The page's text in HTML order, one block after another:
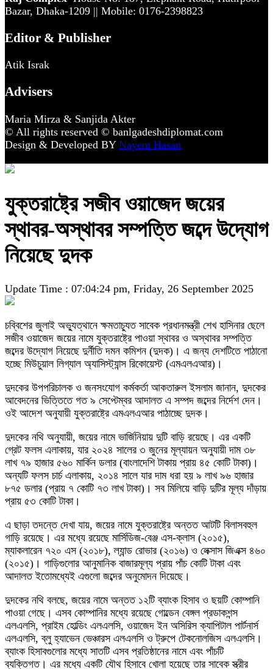
Bazar, Dhaka-1209 || Mobile: 0176-2398823
Editor & Publisher
Atik Israk
Advisers
Maria Mirza & Sanjida Akter
© All rights reserved © banlgadeshdiplomat.com
Design & Developed BY Nayem Hasan
যুক্তরাষ্ট্রে সজীব ওয়াজেদ জয়ের
স্থাবর-অস্থাবর সম্পত্তি জব্দে উদ্যোগ
নিয়েছে দুদক
Update Time : 07:04:24 pm, Friday, 26 September 2025
চব্বিশের জুলাই অভ্যুত্থানে ক্ষমতাচ্যুত সাবেক প্রধানমন্ত্রী শেখ হাসিনার ছেলে
সজীব ওয়াজেদ জয়ের নামে যুক্তরাষ্ট্রে পাওয়া স্থাবর ও অস্থাবর সম্পত্তি
জব্দের উদ্যোগ নিয়েছে দুর্নীতি দমন কমিশন (দুদক)। এ জন্য দেশটিতে পাঠানো
হচ্ছে মিউচুয়াল লিগ্যাল অ্যাসিস্ট্যান্স রিকোয়েস্ট (এমএলএআর)।
দুদকের উপপরিচালক ও জনসংযোগ কর্মকর্তা আকতারুল ইসলাম জানান, দুদকের
আবেদনের ভিত্তিতে গত ৯ সেপ্টেম্বর আদালত এ সম্পদ জব্দের নির্দেশ দেন।
ওই আদেশ অনুযায়ী যুক্তরাষ্ট্রে এমএলএআর পাঠাচ্ছে দুদক।
দুদকের নথি অনুযায়ী, জয়ের নামে ভার্জিনিয়ায় দুটি বাড়ি রয়েছে। এর একটি
গ্রেট ফলস এলাকায়, যার ২০২৪ সালের ৩ জুনের মূল্যায়ন অনুযায়ী দাম ৩৮
লাখ ৭৯ হাজার ৫৬০ মার্কিন ডলার (বাংলাদেশি টাকায় প্রায় ৪৫ কোটি টাকা)।
অন্যটি ফলস চার্চ এলাকায়, ২০১৪ সালে যার দাম ধরা হয় ৯ লাখ ৯৬ হাজার
৮৭৫ ডলার (প্রায় ৭ কোটি ৭৩ লাখ টাকা)। সব মিলিয়ে বাড়ি দুটির মূল্য দাঁড়ায়
প্রায় ৫৩ কোটি টাকা।
এ ছাড়া তদন্তে দেখা যায়, জয়ের নামে যুক্তরাষ্ট্রে অন্তত আটটি বিলাসবহুল
গাড়ি রয়েছে। এর মধ্যে রয়েছে মার্সিডিজ-বেঞ্জ এস-ক্লাস (২০১৫),
ম্যাকলারেন ৭২০ এস (২০১৮), ল্যান্ড রোভার (২০১৬) ও লেক্সাস জিএক্স ৪৬০
(২০১৫)। গাড়িগুলোর আনুমানিক বাজারমূল্য প্রায় পাঁচ কোটি টাকা এবং
আদালত ইতোমধ্যেই এগুলো জব্দের অনুমোদন দিয়েছে।
দুদকের নথি বলছে, জয়ের নামে অন্তত ১২টি ব্যাংক হিসাব ও ছয়টি কোম্পানি
পাওয়া গেছে। এসব কোম্পানির মধ্যে রয়েছে গোল্ডেন বেঙ্গল প্রডাকশন্স
এলএলসি, প্রাইম হোল্ডিং এলএলসি, ওয়াজেদ ইন অসিরিস ক্যাপিটাল পার্টনার্স
এলএলসি, ব্লু হ্যাভেন ভেঞ্চারস এলএলসি ও ট্রুপে টেকনোলজিস এলএলসি।
ব্যাংক হিসাবগুলোর মধ্যে সাতটি এসব প্রতিষ্ঠানের নামে এবং পাঁচটি
ব্যক্তিগত। এর মধ্যে একটি যৌথ হিসাবে খোলা হয়েছে তার সাবেক স্ত্রীর